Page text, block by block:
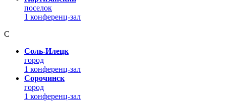
поселок
1 конференц-зал
С
Соль-Илецк
город
1 конференц-зал
Сорочинск
город
1 конференц-зал